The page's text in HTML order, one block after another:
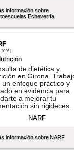
información sobre
Echeverría
|
de dietética y
en Girona.
un enfoque práctico y
en evidencia para
a mejorar tu
sin rigideces.
información sobre NARF